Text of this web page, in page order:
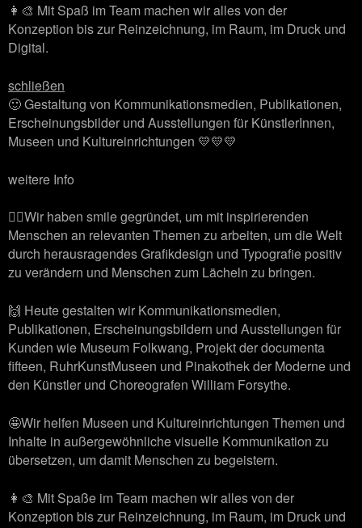
👩‍🎨 Mit Spaß im Team machen wir alles von der
Konzeption bis zur Reinzeichnung, im Raum, im Druck und
Digital.
schließen
🙂 Gestaltung von Kommunikationsmedien, Publikationen,
Erscheinungsbilder und Ausstellungen für KünstlerInnen,
Museen und Kultureinrichtungen 💛💛💛
weitere Info
🙋‍♂️Wir haben smile gegründet, um mit inspirierenden
Menschen an relevanten Themen zu arbeiten, um die Welt
durch herausragendes Grafikdesign und Typografie positiv
zu verändern und Menschen zum Lächeln zu bringen.
🙌 Heute gestalten wir Kommunikationsmedien,
Publikationen, Erscheinungsbildern und Ausstellungen für
Kunden wie Museum Folkwang, Projekt der documenta
fifteen, RuhrKunstMuseen und Pinakothek der Moderne und
den Künstler und Choreografen William Forsythe.
🤩Wir helfen Museen und Kultureinrichtungen Themen und
Inhalte in außergewöhnliche visuelle Kommunikation zu
übersetzen, um damit Menschen zu begeistern.
👩‍🎨 Mit Spaße im Team machen wir alles von der
Konzeption bis zur Reinzeichnung, im Raum, im Druck und